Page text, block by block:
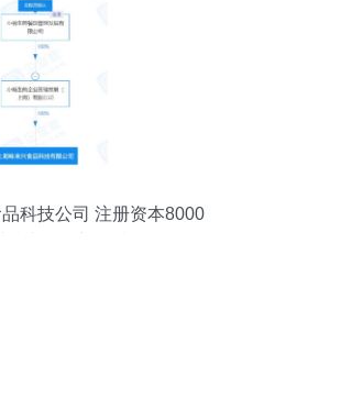
科技公司 注册资本8000